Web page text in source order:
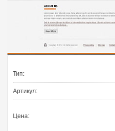
Тип:
Артикул:
Цена: